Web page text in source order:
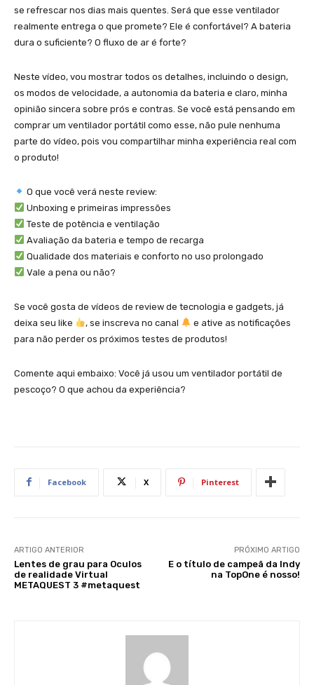
se refrescar nos dias mais quentes. Será que esse ventilador
realmente entrega o que promete? Ele é confortável? A bateria
dura o suficiente? O fluxo de ar é forte?
Neste vídeo, vou mostrar todos os detalhes, incluindo o design,
os modos de velocidade, a autonomia da bateria e claro, minha
opinião sincera sobre prós e contras. Se você está pensando em
comprar um ventilador portátil como esse, não pule nenhuma
parte do vídeo, pois vou compartilhar minha experiência real com
o produto!
O que você verá neste review:
Unboxing e primeiras impressões
Teste de potência e ventilação
Avaliação da bateria e tempo de recarga
Qualidade dos materiais e conforto no uso prolongado
Vale a pena ou não?
Se você gosta de vídeos de review de tecnologia e gadgets, já
deixa seu like
, se inscreva no canal
e ative as notificações
para não perder os próximos testes de produtos!
Comente aqui embaixo: Você já usou um ventilador portátil de
pescoço? O que achou da experiência?
Facebook X Pinterest
ARTIGO ANTERIOR
Lentes de grau para Oculos
de realidade Virtual
METAQUEST 3 #metaquest
PRÓXIMO ARTIGO
E o título de campeã da Indy
na TopOne é nosso!